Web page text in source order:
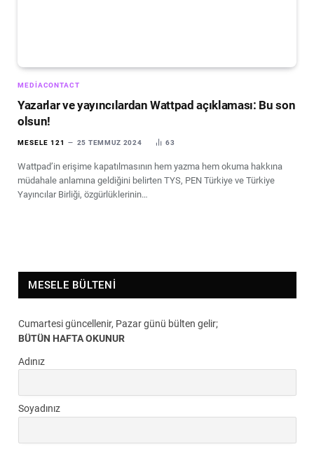
MEDIACONTACT
Yazarlar ve yayıncılardan Wattpad açıklaması: Bu son
olsun!
MESELE 121 25 TEMMUZ 2024 63
Wattpad’in erişime kapatılmasının hem yazma hem okuma hakkına
müdahale anlamına geldiğini belirten TYS, PEN Türkiye ve Türkiye
Yayıncılar Birliği, özgürlüklerinin…
MESELE BÜLTENI
Cumartesi güncellenir, Pazar günü bülten gelir;
BÜTÜN HAFTA OKUNUR
Adınız
Soyadınız